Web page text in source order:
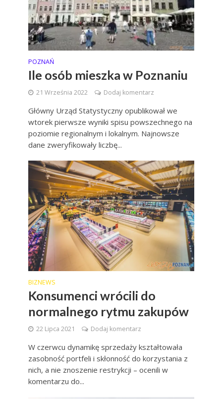
POZNAŃ
Ile osób mieszka w Poznaniu
21 Września 2022 Dodaj komentarz
Główny Urząd Statystyczny opublikował we
wtorek pierwsze wyniki spisu powszechnego na
poziomie regionalnym i lokalnym. Najnowsze
dane zweryfikowały liczbę...
BIZNEWS
Konsumenci wrócili do
normalnego rytmu zakupów
22 Lipca 2021 Dodaj komentarz
W czerwcu dynamikę sprzedaży kształtowała
zasobność portfeli i skłonność do korzystania z
nich, a nie znoszenie restrykcji – ocenili w
komentarzu do...